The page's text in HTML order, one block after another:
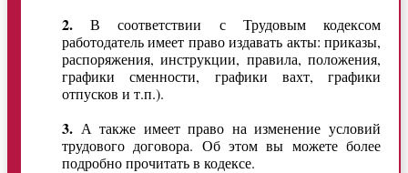
2. В соответствии с Трудовым кодексом
работодатель имеет право издавать акты: приказы,
распоряжения, инструкции, правила, положения,
графики сменности, графики вахт, графики
отпусков и т.п.).
3. А также имеет право на изменение условий
трудового договора. Об этом вы можете более
подробно прочитать в кодексе.